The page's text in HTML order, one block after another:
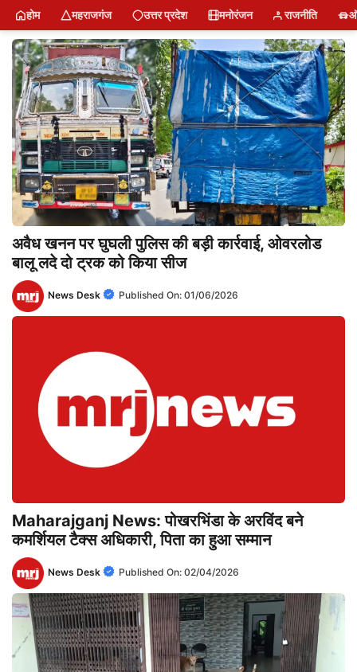
Skip
content
होम महराजगंज उत्तर प्रदेश मनोरंजन राजनीति
अवैध खनन पर घुघली पुलिस की बड़ी कार्रवाई, ओवरलोड
बालू लदे दो ट्रक को किया सीज
News Desk Published On: 01/06/2026
Maharajganj News: पोखरभिंडा के अरविंद बने
कमर्शियल टैक्स अधिकारी, पिता का हुआ सम्मान
News Desk Published On: 02/04/2026